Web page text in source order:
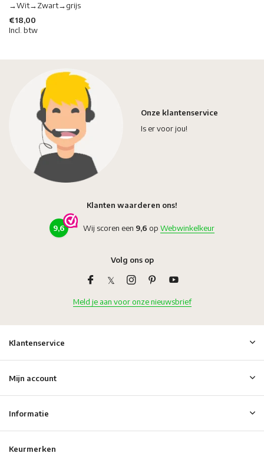
→Wit→Zwart→grijs
€18,00
Incl. btw
Onze klantenservice
Is er voor jou!
Klanten waarderen ons!
9,6 Wij scoren een 9,6 op Webwinkelkeur
Volg ons op
Meld je aan voor onze nieuwsbrief
Klantenservice
Mijn account
Informatie
Keurmerken